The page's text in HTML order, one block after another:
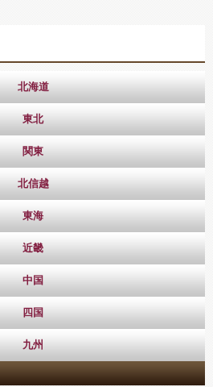
北海道
東北
関東
北信越
東海
近畿
中国
四国
九州